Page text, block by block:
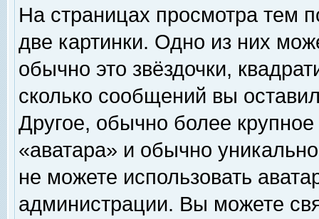
На страницах просмотра тем
две картинки. Одно из них
обычно это звёздочки,
сколько сообщений вы
Другое, обычно более
«аватара» и обычно
не можете использовать
администрации. Вы можете